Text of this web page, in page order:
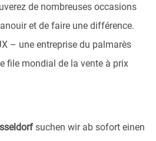
de nombreuses occasions
et de faire une différence.
– une entreprise du palmarès
file mondial de la vente à prix
suchen wir ab sofort einen